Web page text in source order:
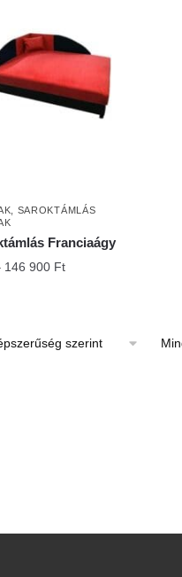
SAROKTÁMLÁS
Franciaágy
146 900 FtÁrtartomány:
146